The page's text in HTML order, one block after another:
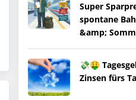
Super
spontane
&amp;
💸🤑
Zinsen fürs